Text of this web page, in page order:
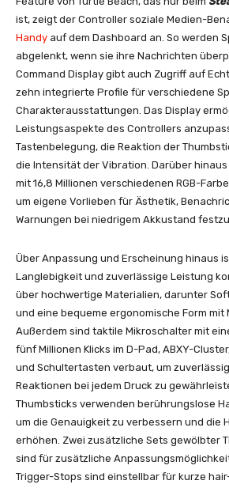
ist, zeigt der Controller soziale Medien-
Handy auf dem Dashboard an. So werden
abgelenkt, wenn sie ihre Nachrichten
Command Display gibt auch Zugriff auf
zehn integrierte Profile für verschiedene
Charakterausstattungen. Das Display
Leistungsaspekte des Controllers
Tastenbelegung, die Reaktion der
die Intensität der Vibration. Darüber
mit 16,8 Millionen verschiedenen RGB-
um eigene Vorlieben für Ästhetik,
Warnungen bei niedrigem Akkustand
Über Anpassung und Erscheinung hinaus
Langlebigkeit und zuverlässige Leistung
über hochwertige Materialien, darunter
und eine bequeme ergonomische Form mit
Außerdem sind taktile Mikroschalter mit
fünf Millionen Klicks im D-Pad, ABXY-
und Schultertasten verbaut, um
Reaktionen bei jedem Druck zu
Thumbsticks verwenden berührungslose
um die Genauigkeit zu verbessern und die
erhöhen. Zwei zusätzliche Sets gewölbter
sind für zusätzliche
Trigger-Stops sind einstellbar für kurze